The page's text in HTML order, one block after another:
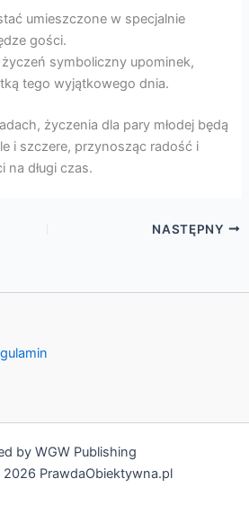
umieszczone w specjalnie
gości.
życzeń symboliczny upominek,
tego wyjątkowego dnia.
życzenia dla pary młodej będą
i szczere, przynosząc radość i
na długi czas.
NASTĘPNY
by WGW Publishing
PrawdaObiektywna.pl